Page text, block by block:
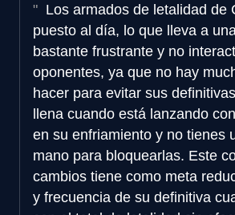
Los armados de letalidad de
puesto al día, lo que lleva a
bastante frustrante y no
oponentes, ya que no hay
hacer para evitar sus
llena cuando está lanzando
en su enfriamiento y no tienes
mano para bloquearlas. Este
cambios tiene como meta
y frecuencia de su definitiva